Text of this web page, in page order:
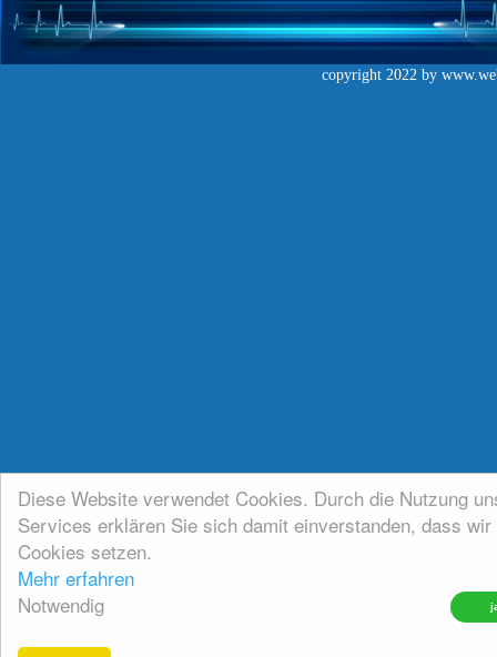
Diese Website verwendet Cookies. Durch die Nutzung
Services erklären Sie sich damit einverstanden, dass wir
Cookies setzen.
Mehr erfahren
Notwendig
copyright 2022 by